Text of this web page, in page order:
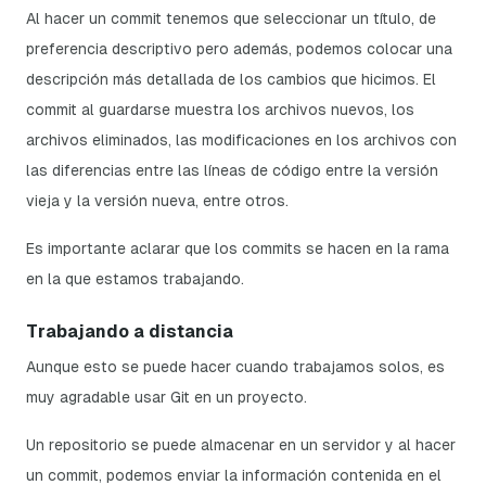
Al hacer un commit tenemos que seleccionar un título, de
preferencia descriptivo pero además, podemos colocar una
descripción más detallada de los cambios que hicimos. El
commit al guardarse muestra los archivos nuevos, los
archivos eliminados, las modificaciones en los archivos con
las diferencias entre las líneas de código entre la versión
vieja y la versión nueva, entre otros.
Es importante aclarar que los commits se hacen en la rama
en la que estamos trabajando.
Trabajando a distancia
Aunque esto se puede hacer cuando trabajamos solos, es
muy agradable usar Git en un proyecto.
Un repositorio se puede almacenar en un servidor y al hacer
un commit, podemos enviar la información contenida en el